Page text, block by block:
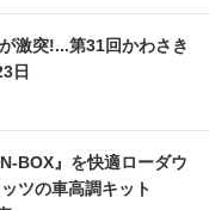
激突!...第31回かわさき
日
BOX』を快適ローダウ
ツの車高調キット